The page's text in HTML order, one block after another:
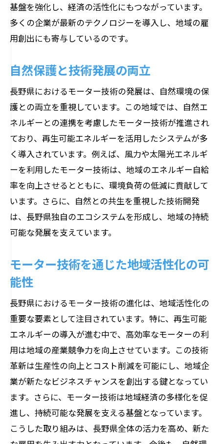
基盤を強化し、経済の活性化にもつながっています。
多くの企業が最新のテクノロジーを導入し、地域の雇
用創出にも寄与しているのです。
自然保護と技術発展の両立
長野県におけるモーター技術の発展は、自然環境の保
護との両立を重視しています。この地域では、自然エ
ネルギーとの連携を考慮したモーター技術が推進され
ており、再生可能エネルギーを活用したシステムが多
く導入されています。例えば、風力や太陽光エネルギ
ーを利用したモーター技術は、地域のエネルギー自給
率を向上させるとともに、環境負荷の低減に貢献して
います。さらに、自然との共生を重視した技術開発
は、長野県独自のエコシステムを形成し、地域の持続
可能な発展を支えています。
モーター技術を通じた地域活性化の可
能性
長野県におけるモーター技術の進化は、地域活性化の
重要な要素として注目されています。特に、再生可能
エネルギーの導入が進む中で、高効率なモーターの利
用は地域の産業競争力を向上させています。この技術
革新は生産性の向上とコスト削減を可能にし、地域企
業が新たなビジネスチャンスを創出する鍵となってい
ます。さらに、モーター技術は地域経済の多様化を促
進し、持続可能な発展を支える基盤となっています。
こうした取り組みは、長野県全体の活力を高め、新た